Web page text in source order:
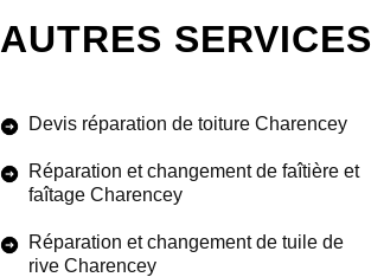
AUTRES SERVICES
Devis réparation de toiture Charencey
Réparation et changement de faîtière et
faîtage Charencey
Réparation et changement de tuile de
rive Charencey